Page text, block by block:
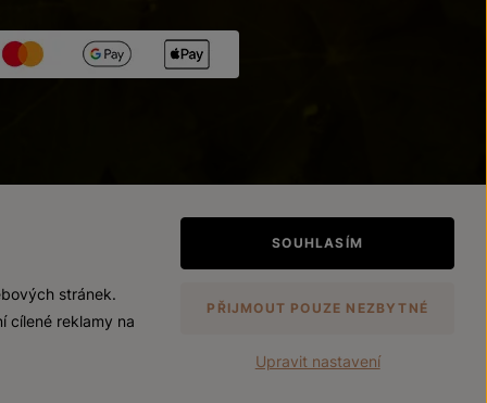
stránek.
cílené reklamy na
SOUHLASÍM
PŘIJMOUT POUZE NEZBYTNÉ
Upravit nastavení